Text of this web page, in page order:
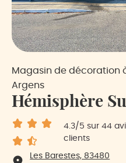
Magasin de décoration
Argens
Hémisphère
4.3/5 sur 44
clients
Les Barestes, 83480